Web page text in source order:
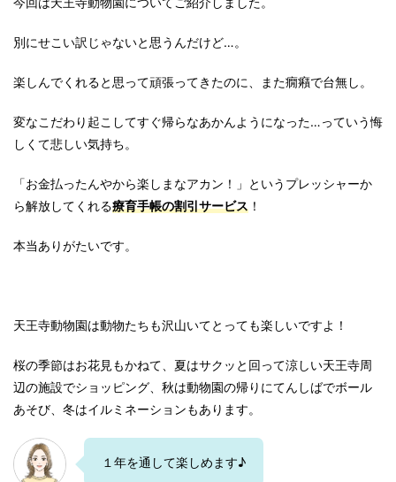
別にせこい訳じゃないと思うんだけど…。
楽しんでくれると思って頑張ってきたのに、また癇癪で台無し。
変なこだわり起こしてすぐ帰らなあかんようになった…っていう悔
しくて悲しい気持ち。
「お金払ったんやから楽しまなアカン！」というプレッシャーか
ら解放してくれる療育手帳の割引サービス ！
本当ありがたいです。
天王寺動物園は動物たちも沢山いてとっても楽しいですよ！
桜の季節はお花見もかねて、夏はサクッと回って涼しい天王寺周
辺の施設でショッピング、秋は動物園の帰りにてんしばでボール
あそび、冬はイルミネーションもあります。
１年を通して楽しめます♪